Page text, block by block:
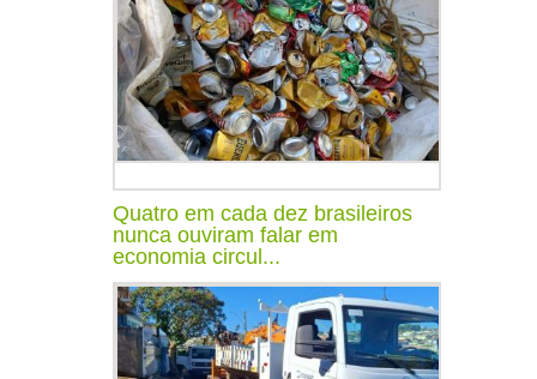
Quatro em cada dez brasileiros
nunca ouviram falar em
economia circul...